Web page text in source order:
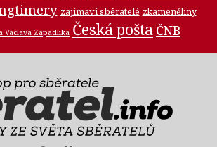
zajímaví sběratelé zkameněliny
Václava Zapadlíka Česká pošta ČNB